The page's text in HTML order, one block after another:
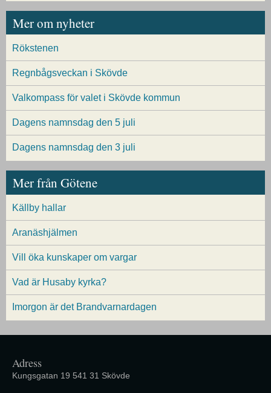
Mer om nyheter
Rökstenen
Regnbågsveckan i Skövde
Valkompass för valet i Skövde kommun
Dagens namnsdag den 5 juli
Dagens namnsdag den 3 juli
Mer från Götene
Källby hallar
Aranäshjälmen
Vill öka kunskaper om vargar
Vad är Husaby kyrka?
Imorgon är det Brandvarnardagen
Adress
Kungsgatan 19 541 31 Skövde